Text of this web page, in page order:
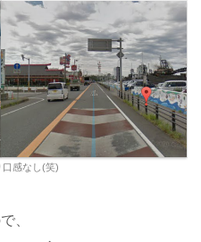
感なし(笑)
、